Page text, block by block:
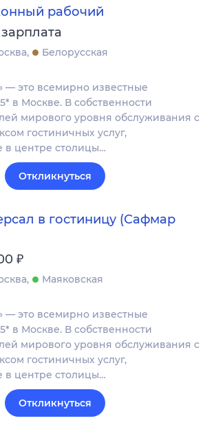
рабочий
Белорусская
— это всемирно известные
в Москве. В собственности
мирового уровня обслуживания с
гостиничных услуг,
в центре столицы…
Откликнуться
в гостиницу (Сафмар
₽
Маяковская
— это всемирно известные
в Москве. В собственности
мирового уровня обслуживания с
гостиничных услуг,
в центре столицы…
Откликнуться